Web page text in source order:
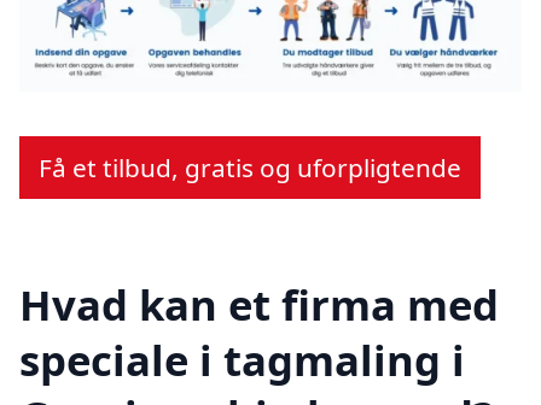
Få et tilbud, gratis og uforpligtende
Hvad kan et firma med
speciale i tagmaling i